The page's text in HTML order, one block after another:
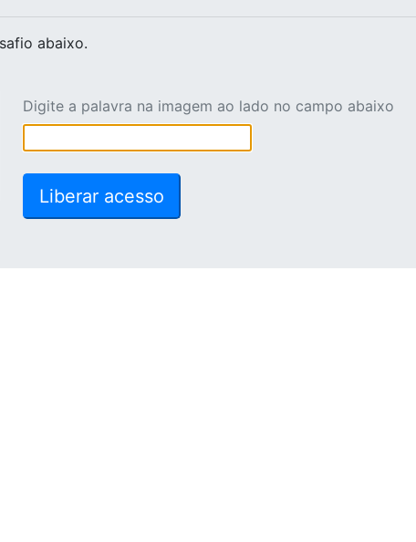
abaixo.
Digite a palavra na imagem ao lado no campo abaixo